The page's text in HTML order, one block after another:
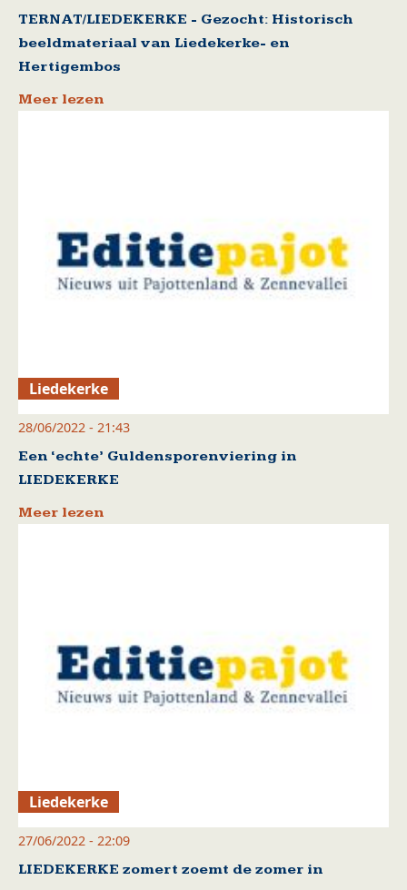
TERNAT/LIEDEKERKE - Gezocht: Historisch
beeldmateriaal van Liedekerke- en
Hertigembos
Meer lezen
Liedekerke
28/06/2022 - 21:43
Een ‘echte’ Guldensporenviering in
LIEDEKERKE
Meer lezen
Liedekerke
27/06/2022 - 22:09
LIEDEKERKE zomert zoemt de zomer in